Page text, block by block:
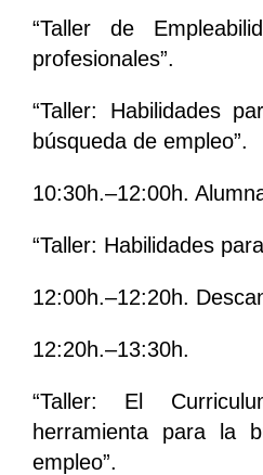
“Taller de
profesionales”.
“Taller: Habilidades
búsqueda de empleo”.
10:30h.–12:00h.
“Taller: Habilidades
12:00h.–12:20h.
12:20h.–13:30h.
“Taller: El
herramienta para la
empleo”.